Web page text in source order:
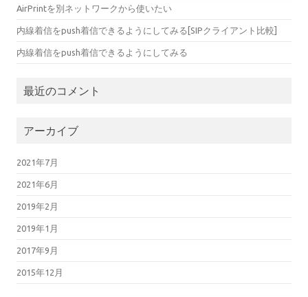
AirPrintを別ネットワークから使いたい
内線着信をpush着信できるようにしてみる[SIPクライアント比較]
内線着信をpush着信できるようにしてみる
最近のコメント
アーカイブ
2021年7月
2021年6月
2019年2月
2019年1月
2017年9月
2015年12月